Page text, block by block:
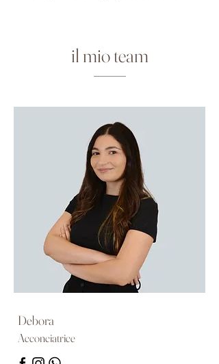
il mio team
Debora
Acconciatrice